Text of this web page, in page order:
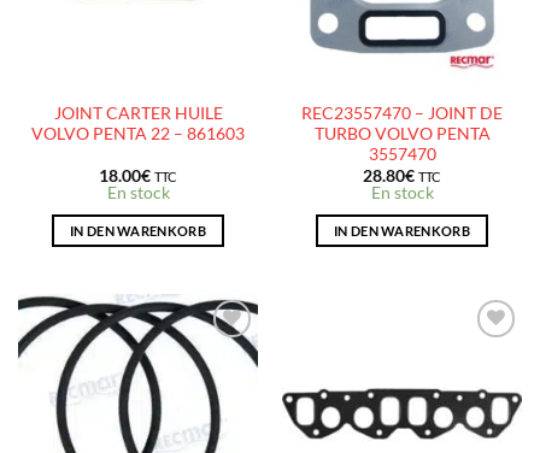
JOINT CARTER HUILE
VOLVO PENTA 22 – 861603
18.00€ TTC
En stock
IN DEN WARENKORB
REC23557470 – JOINT DE
TURBO VOLVO PENTA
3557470
28.80€ TTC
En stock
IN DEN WARENKORB
AJOUTER
À LA
LISTE
D’ENVIES
LISTE
D’ENVIES